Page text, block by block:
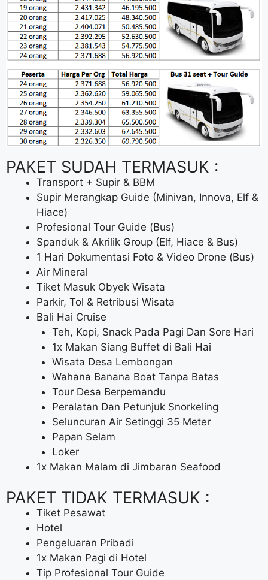
PAKET SUDAH TERMASUK :
Transport + Supir & BBM
Supir Merangkap Guide (Minivan, Innova, Elf &
Hiace)
Profesional Tour Guide (Bus)
Spanduk & Akrilik Group (Elf, Hiace & Bus)
1 Hari Dokumentasi Foto & Video Drone (Bus)
Air Mineral
Tiket Masuk Obyek Wisata
Parkir, Tol & Retribusi Wisata
Bali Hai Cruise
Teh, Kopi, Snack Pada Pagi Dan Sore Hari
1x Makan Siang Buffet di Bali Hai
Wisata Desa Lembongan
Wahana Banana Boat Tanpa Batas
Tour Desa Berpemandu
Peralatan Dan Petunjuk Snorkeling
Seluncuran Air Setinggi 35 Meter
Papan Selam
Loker
1x Makan Malam di Jimbaran Seafood
PAKET TIDAK TERMASUK :
Tiket Pesawat
Hotel
Pengeluaran Pribadi
1x Makan Pagi di Hotel
Tip Profesional Tour Guide